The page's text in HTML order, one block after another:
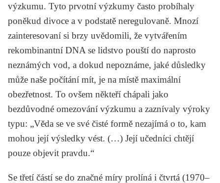
výzkumu. Tyto prvotní výzkumy často probíhaly
poněkud divoce a v podstatě neregulovaně. Mnozí
zainteresovaní si brzy uvědomili, že vytvářením
rekombinantní DNA se lidstvo pouští do naprosto
neznámých vod, a dokud nepoznáme, jaké důsledky
může naše počítání mít, je na místě maximální
obezřetnost. To ovšem někteří chápali jako
bezdůvodné omezování výzkumu a zaznívaly výroky
typu: „Věda se ve své čisté formě nezajímá o to, kam
mohou její výsledky vést. (…) Její učedníci chtějí
pouze objevit pravdu.“
Se třetí částí se do značné míry prolíná i čtvrtá (1970–